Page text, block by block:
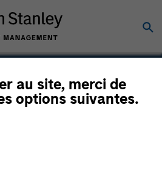
au site, merci de
options suivantes.